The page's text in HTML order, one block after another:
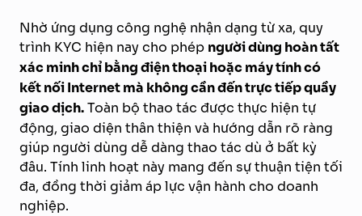
Nhờ ứng dụng công nghệ nhận dạng từ xa, quy
trình KYC hiện nay cho phép người dùng hoàn tất
xác minh chỉ bằng điện thoại hoặc máy tính có
kết nối Internet mà không cần đến trực tiếp quầy
giao dịch.Toàn bộ thao tác được thực hiện tự
động, giao diện thân thiện và hướng dẫn rõ ràng
giúp người dùng dễ dàng thao tác dù ở bất kỳ
đâu. Tính linh hoạt này mang đến sự thuận tiện tối
đa, đồng thời giảm áp lực vận hành cho doanh
nghiệp.